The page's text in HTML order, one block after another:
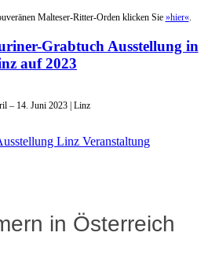
Malteser-Ritter-Orden klicken Sie »hier«.
Grabtuch Ausstellung in
auf 2023
– 14. Juni 2023 | Linz
in Österreich